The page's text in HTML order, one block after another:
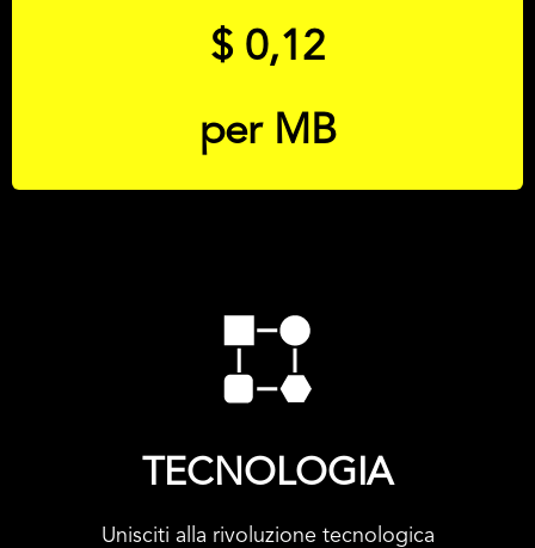
$ 0,12
per MB
TECNOLOGIA
Unisciti alla rivoluzione tecnologica